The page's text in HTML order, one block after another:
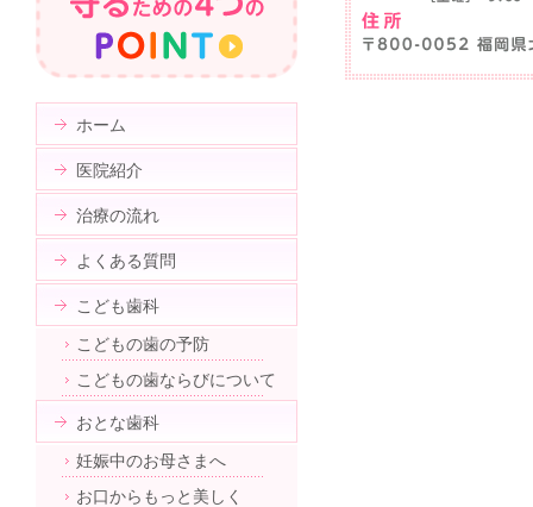
ホーム
医院紹介
治療の流れ
よくある質問
こども歯科
こどもの歯の予防
こどもの歯ならびについて
おとな歯科
妊娠中のお母さまへ
お口からもっと美しく